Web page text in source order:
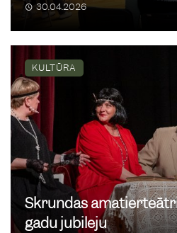
30.04.2026
Skrundas
gadu jubileju
KULTŪRA